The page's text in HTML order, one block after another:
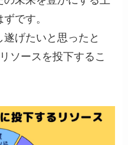
です。
げたいと思ったと
ソースを投下するこ